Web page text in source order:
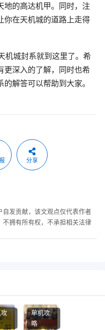
地的高达机甲。同时，注
你在天机城的道路上走得
机城封系就到这里了。希
更深入的了解，同时也希
解答可以帮助到大家。
分享
发贡献，该文观点仅代表作者
拥有所有权，不承担相关法律
单机攻
略